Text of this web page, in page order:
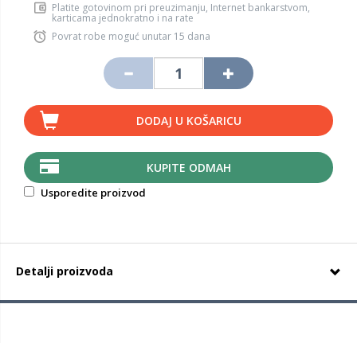
Platite gotovinom pri preuzimanju, Internet bankarstvom,
karticama jednokratno i na rate
Povrat robe moguć unutar 15 dana
DODAJ U KOŠARICU
KUPITE ODMAH
Usporedite proizvod
Detalji proizvoda